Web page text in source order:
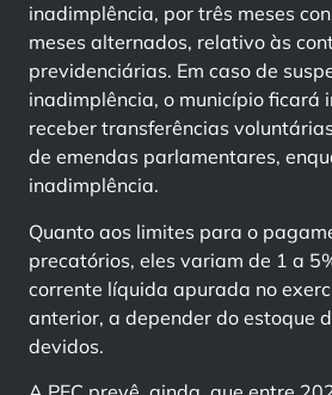
inadimplência, por três meses
meses alternados, relativo às
previdenciárias. Em caso de
inadimplência, o município ficará
receber transferências
de emendas parlamentares,
inadimplência.
Quanto aos limites para o
precatórios, eles variam de 1 a
corrente líquida apurada no
anterior, a depender do estoque
devidos.